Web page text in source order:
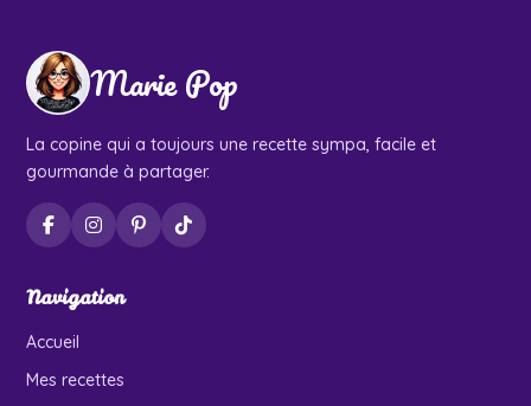
Marie Pop
La copine qui a toujours une recette sympa, facile et
gourmande à partager.
Navigation
Accueil
Mes recettes